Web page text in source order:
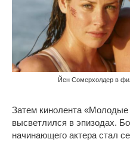
Йен Сомерхолдер в
Затем кинолента «Молодые
высветлился в эпизодах.
начинающего актера стал